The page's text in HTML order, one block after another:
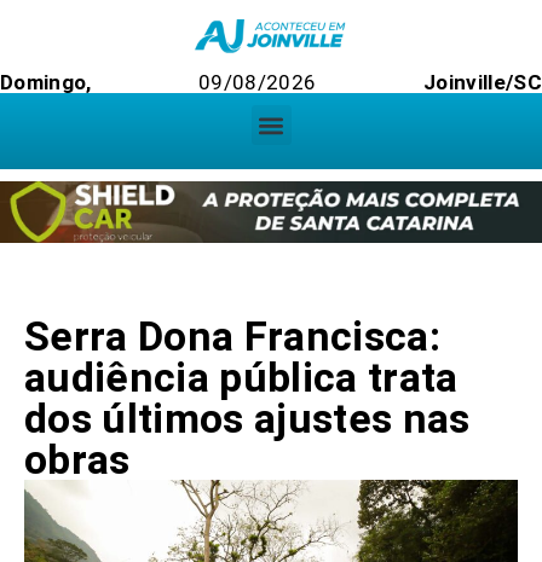
Domingo, 09/08/2026 Joinville/SC
Serra Dona Francisca:
audiência pública trata
dos últimos ajustes nas
obras